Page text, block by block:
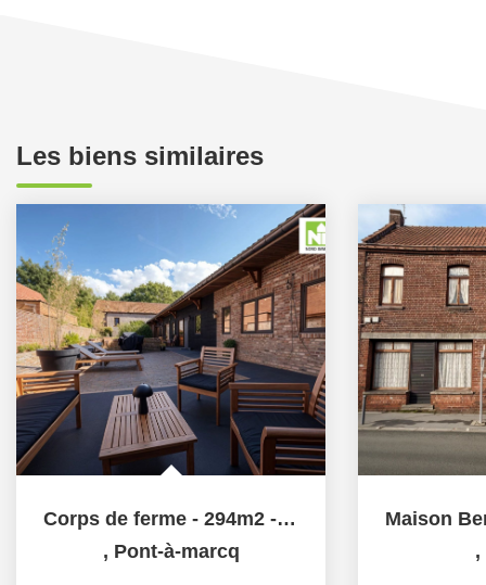
Les biens similaires
Corps de ferme - 294m2 - Terrain 6000m2
, Pont-à-marcq ,